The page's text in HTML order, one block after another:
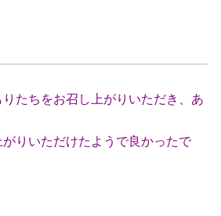
たちをお召し上がりいただき、あ
いただけたようで良かったで